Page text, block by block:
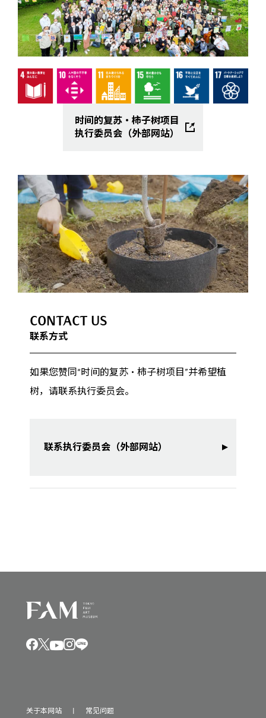
时间的复苏・柿子树项目
执行委员会（外部网站）
CONTACT US
联系方式
如果您赞同“时间的复苏・柿子树项目”并希望植
树，请联系执行委员会。
联系执行委员会（外部网站）
关于本网站 常见问题